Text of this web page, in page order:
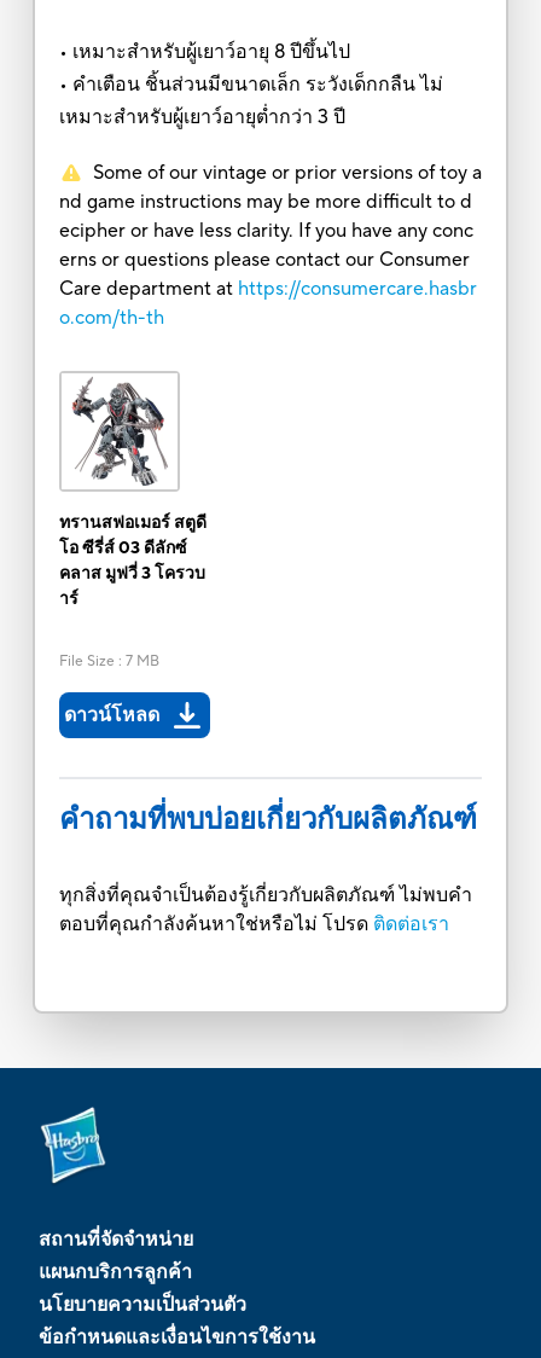
• เหมาะสำหรับผู้เยาว์อายุ 8 ปีขึ้นไป
• คำเตือน ชิ้นส่วนมีขนาดเล็ก ระวังเด็กกลืน ไม่
เหมาะสำหรับผู้เยาว์อายุต่ำกว่า 3 ปี
Some of our vintage or prior versions of toy a
nd game instructions may be more difficult to d
ecipher or have less clarity. If you have any conc
erns or questions please contact our Consumer
Care department at https://consumercare.hasbr
o.com/th-th
ทรานสฟอเมอร์ สตูดี
โอ ซีรี่ส์ 03 ดีลักซ์
คลาส มูฟวี่ 3 โครวบ
าร์
File Size : 7 MB
ดาวน์โหลด
คำถามที่พบบ่อยเกี่ยวกับผลิตภัณฑ์
ทุกสิ่งที่คุณจำเป็นต้องรู้เกี่ยวกับผลิตภัณฑ์ ไม่พบคำ
ตอบที่คุณกำลังค้นหาใช่หรือไม่ โปรด ติดต่อเรา
สถานที่จัดจำหน่าย
แผนกบริการลูกค้า
นโยบายความเป็นส่วนตัว
ข้อกำหนดและเงื่อนไขการใช้งาน